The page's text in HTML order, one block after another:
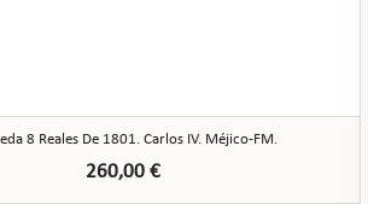
8 Reales De 1801. Carlos IV. Méjico-FM.
260,00 €